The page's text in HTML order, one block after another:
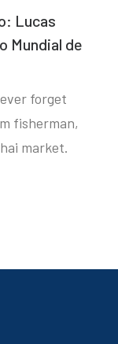
Lucas
Mundial de
forget
fisherman,
market.